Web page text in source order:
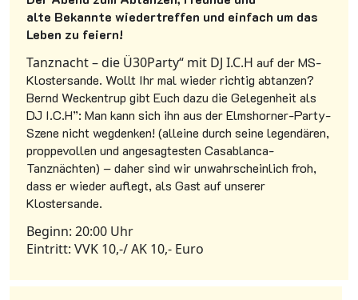
alte Bekannte wiedertreffen und einfach um das
Leben zu feiern!
Tanznacht – die Ü30Party“ mit DJ I.C.H auf der MS-
Klostersande. Wollt Ihr mal wieder richtig abtanzen?
Bernd Weckentrup gibt Euch dazu die Gelegenheit als
DJ I.C.H”: Man kann sich ihn aus der Elmshorner-Party-
Szene nicht wegdenken! (alleine durch seine legendären,
proppevollen und angesagtesten Casablanca-
Tanznächten) – daher sind wir unwahrscheinlich froh,
dass er wieder auflegt, als Gast auf unserer
Klostersande.
Beginn: 20:00 Uhr
Eintritt: VVK 10,-/ AK 10,- Euro